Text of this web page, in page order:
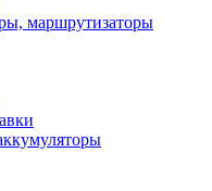
маршрутизаторы